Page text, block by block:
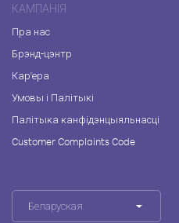
КАМПАНІЯ
Пра нас
Брэнд-цэнтр
Кар'ера
Умовы і Палітыкі
Палітыка канфідэнцыяльнасці
Customer Complaints Code
Беларуская